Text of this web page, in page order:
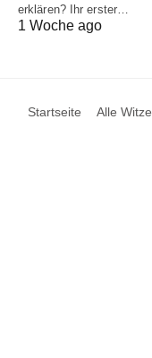
erklären? Ihr erster…
1 Woche ago
Startseite Alle Witze